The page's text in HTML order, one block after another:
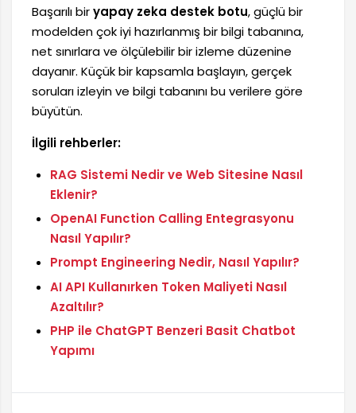
Başarılı biryapay zeka destek botu, güçlü bir
modelden çok iyi hazırlanmış bir bilgi tabanına,
net sınırlara ve ölçülebilir bir izleme düzenine
dayanır. Küçük bir kapsamla başlayın, gerçek
soruları izleyin ve bilgi tabanını bu verilere göre
büyütün.
İlgili rehberler:
RAG Sistemi Nedir ve Web Sitesine Nasıl
Eklenir?
OpenAI Function Calling Entegrasyonu
Nasıl Yapılır?
Prompt Engineering Nedir, Nasıl Yapılır?
AI API Kullanırken Token Maliyeti Nasıl
Azaltılır?
PHP ile ChatGPT Benzeri Basit Chatbot
Yapımı